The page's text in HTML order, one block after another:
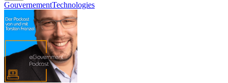
GouvernementTechnologies